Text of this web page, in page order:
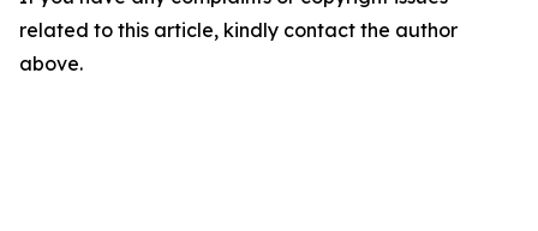
related to this article, kindly contact the author
above.